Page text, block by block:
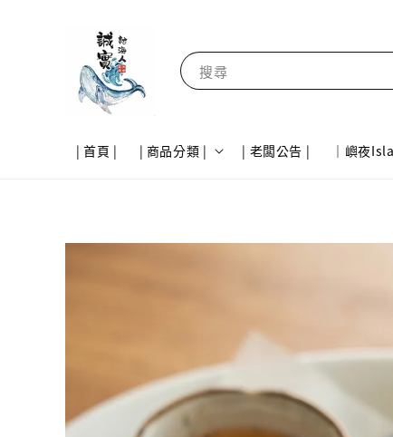
搜尋
| 首頁 | | 商品分類 | | 老闆公告 | ｜嶼夜